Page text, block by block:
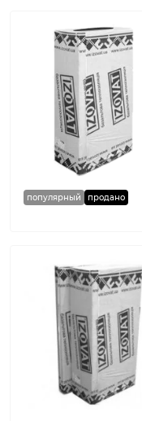
популярный продано